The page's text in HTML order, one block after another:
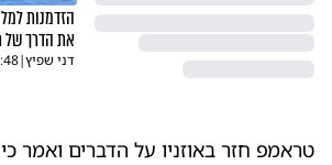
הזדמנות
את הדרך של
דני שפיץ|
טראמפ חזר באוזניו על הדברים ואמר